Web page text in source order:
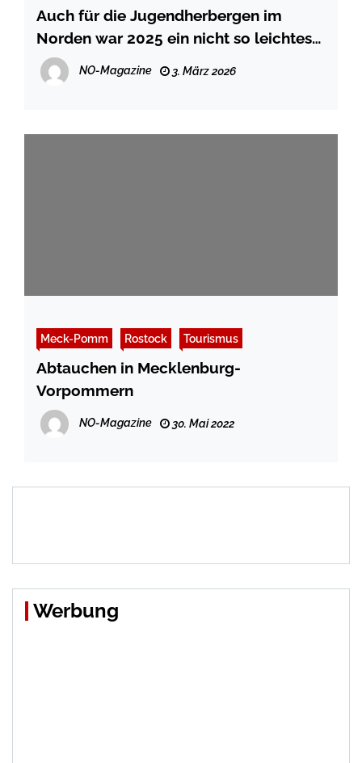
Auch für die Jugendherbergen im
Norden war 2025 ein nicht so leichtes
Jahr
NO-Magazine 3. März 2026
Meck-Pomm Rostock Tourismus
Abtauchen in Mecklenburg-
Vorpommern
NO-Magazine 30. Mai 2022
Werbung